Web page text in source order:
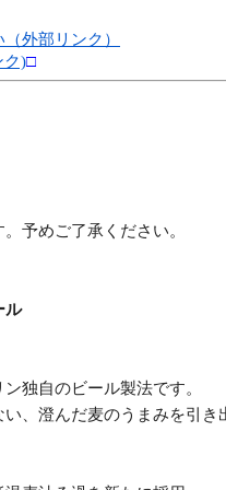
外部リンク）
ク)□
予めご了承ください。
ル
独自のビール製法です。
、澄んだ麦のうまみを引き